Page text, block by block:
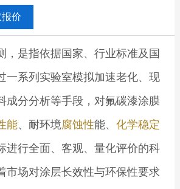
价
，是指依据国家、行业标准及国
一系列实验室模拟加速老化、现
成分分析等手段，对氟碳漆涂膜
能、耐环境腐蚀性能、 化学稳定
进行全面、客观、量化评价的科
市场对涂层长效性与环保性要求